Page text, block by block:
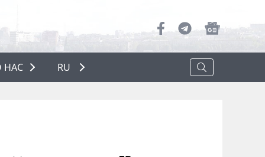
НАС
О НАС
RU